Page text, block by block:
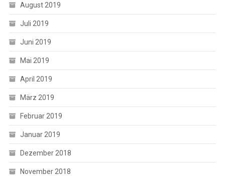
August 2019
Juli 2019
Juni 2019
Mai 2019
April 2019
März 2019
Februar 2019
Januar 2019
Dezember 2018
November 2018